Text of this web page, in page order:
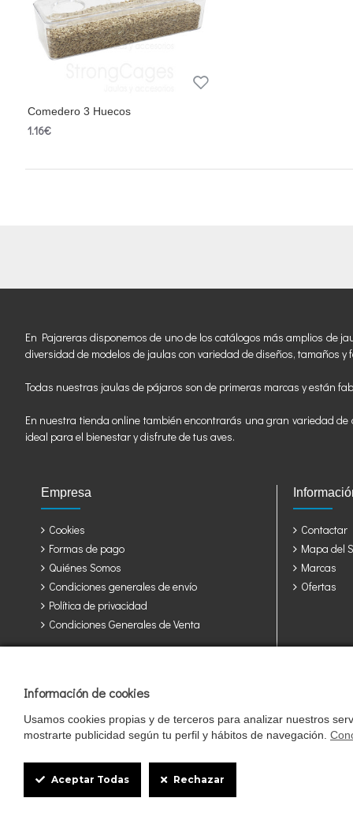
Comedero 3 Huecos
1.16€
En Pajareras disponemos de uno de los catálogos más amplios de
diversidad de modelos de jaulas con variedad de diseños, tamaños
Todas nuestras jaulas de pájaros son de primeras marcas y están
En nuestra tienda online también encontrarás una gran variedad
ideal para el bienestar y disfrute de tus aves.
Empresa
Cookies
Formas de pago
Quiénes Somos
Condiciones generales de envío
Política de privacidad
Condiciones Generales de Venta
Contactar
Mapa del
Marcas
Ofertas
Jaulas y accesorios para sus pájaros: Álava, Albacete, Alicante,
Rioja, Cuenca, Girona, Granada, Guadalajara, Guipuzcoa, Huelva,
Pajareras.es pertenece al grupo StrongCages SL, una empresa
Cookie
Box
Información de cookies
Usamos cookies propias y de terceros para analizar nuestros
mostrarte publicidad según tu perfil y hábitos de navegación.
Aceptar Todas Rechazar